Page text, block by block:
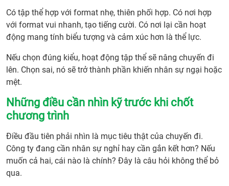
Có tập thể hợp với format nhẹ, thiên phối hợp. Có nơi hợp
với format vui nhanh, tạo tiếng cười. Có nơi lại cần hoạt
động mang tính biểu tượng và cảm xúc hơn là thể lực.
Nếu chọn đúng kiểu, hoạt động tập thể sẽ nâng chuyến đi
lên. Chọn sai, nó sẽ trở thành phần khiến nhân sự ngại hoặc
mệt.
Những điều cần nhìn kỹ trước khi chốt
chương trình
Điều đầu tiên phải nhìn là mục tiêu thật của chuyến đi.
Công ty đang cần nhân sự nghỉ hay cần gắn kết hơn? Nếu
muốn cả hai, cái nào là chính? Đây là câu hỏi không thể bỏ
qua.